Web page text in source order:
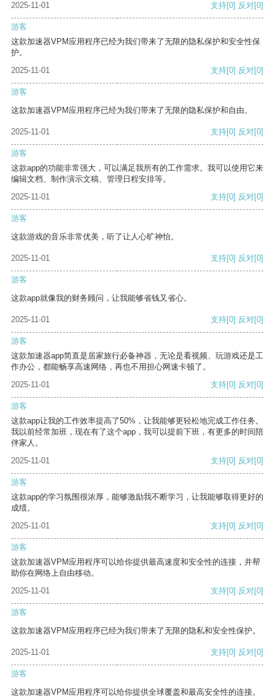
2025-11-01 支持[0] 反对[0]
游客
这款加速器VPM应用程序已经为我们带来了无限的隐私保护和安全性保
护。
2025-11-01
支持[0] 反对[0]
游客
这款加速器VPM应用程序已经为我们带来了无限的隐私保护和自由。
2025-11-01 支持[0] 反对[0]
游客
这款app的功能非常强大，可以满足我所有的工作需求。我可以使用它来
编辑文档、制作演示文稿、管理日程安排等。
2025-11-01
支持[0] 反对[0]
游客
这款游戏的音乐非常优美，听了让人心旷神怡。
2025-11-01 支持[0] 反对[0]
游客
这款app就像我的财务顾问，让我能够省钱又省心。
2025-11-01 支持[0] 反对[0]
游客
这款加速器app简直是居家旅行必备神器，无论是看视频、玩游戏还是工
作办公，都能畅享高速网络，再也不用担心网速卡顿了。
2025-11-01
支持[0] 反对[0]
游客
这款app让我的工作效率提高了50%，让我能够更轻松地完成工作任务。
我以前经常加班，现在有了这个app，我可以提前下班，有更多的时间陪
伴家人。
2025-11-01
支持[0] 反对[0]
游客
这款app的学习氛围很浓厚，能够激励我不断学习，让我能够取得更好的
成绩。
2025-11-01
支持[0] 反对[0]
游客
这款加速器VPM应用程序可以给你提供最高速度和安全性的连接，并帮
助你在网络上自由移动。
2025-11-01
支持[0] 反对[0]
游客
这款加速器VPM应用程序已经为我们带来了无限的隐私和安全性保护。
2025-11-01 支持[0] 反对[0]
游客
这款加速器VPM应用程序可以给你提供全球覆盖和最高安全性的连接。